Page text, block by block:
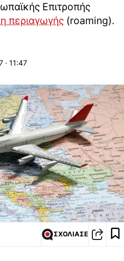
Επιτροπής
περιαγωγής(roaming).
· 11:47
ΣΧΟΛΙΑΣΕ